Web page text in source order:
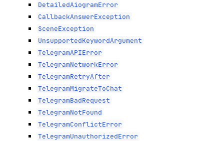
DetailedAiogramError
CallbackAnswerException
SceneException
UnsupportedKeywordArgument
TelegramAPIError
TelegramNetworkError
TelegramRetryAfter
TelegramMigrateToChat
TelegramBadRequest
TelegramNotFound
TelegramConflictError
TelegramUnauthorizedError